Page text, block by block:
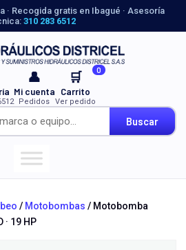
· Recogida gratis en Ibagué · Asesoría
310 283 6512
Buscar
👤
Mi cuenta
Pedidos
🛒 0
Carrito
Ver pedido
/ Motobombas / Motobomba
· 19 HP